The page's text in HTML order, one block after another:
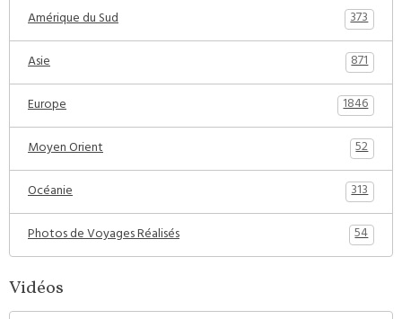
Amérique du Sud
373
Asie
871
Europe
1846
Moyen Orient
52
Océanie
313
Photos de Voyages Réalisés
54
Vidéos